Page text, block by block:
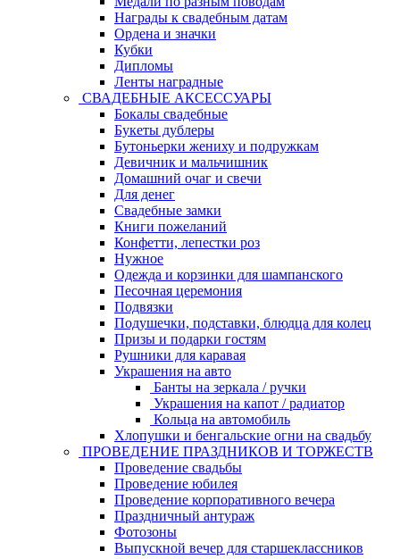
Награды к свадебным датам
Ордена и значки
Кубки
Дипломы
Ленты наградные
СВАДЕБНЫЕ АКСЕССУАРЫ
Бокалы свадебные
Букеты дублеры
Бутоньерки жениху и подружкам
Девичник и мальчишник
Домашний очаг и свечи
Для денег
Свадебные замки
Книги пожеланий
Конфетти, лепестки роз
Нужное
Одежда и корзинки для шампанского
Песочная церемония
Подвязки
Подушечки, подставки, блюдца для колец
Призы и подарки гостям
Рушники для каравая
Украшения на авто
Банты на зеркала / ручки
Украшения на капот / радиатор
Кольца на автомобиль
Хлопушки и бенгальские огни на свадьбу
ПРОВЕДЕНИЕ ПРАЗДНИКОВ И ТОРЖЕСТВ
Проведение свадьбы
Проведение юбилея
Проведение корпоративного вечера
Праздничный антураж
Фотозоны
Выпускной вечер для старшеклассников